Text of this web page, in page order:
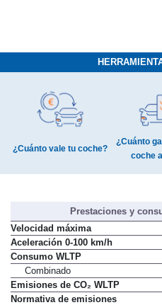
¿Cuánto
Prestaciones y
Velocidad máxima
Aceleración 0-100 km/h
Consumo WLTP
Combinado
Emisiones de CO₂ WLTP